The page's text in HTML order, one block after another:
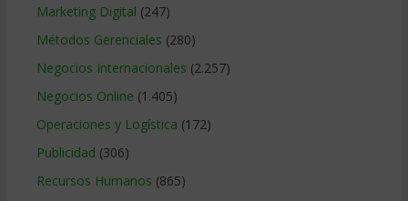
Marketing Digital (247)
Métodos Gerenciales (280)
Negocios Internacionales (2.257)
Negocios Online (1.405)
Operaciones y Logística (172)
Publicidad (306)
Recursos Humanos (865)